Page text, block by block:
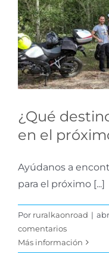
visitar
¿Qué
en el
Ayúdanos a
para el próximo [...]
Por ruralkaonroad |
comentarios
Más información